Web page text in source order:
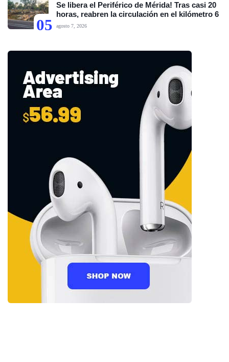
05
Se libera el Periférico de Mérida! Tras casi 20
horas, reabren la circulación en el kilómetro 6
agosto 7, 2026